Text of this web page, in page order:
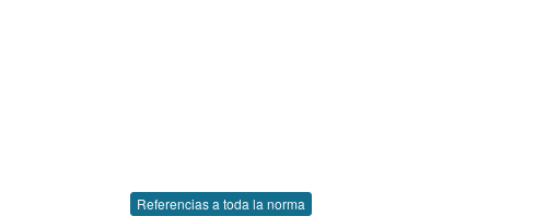
Referencias a toda la norma